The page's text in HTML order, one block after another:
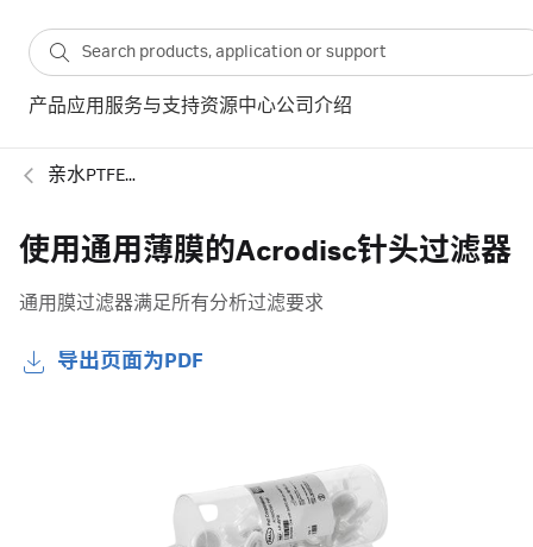
产品应用 服务与支持资源中心公司介绍
亲水PTFE针头式滤器-非灭菌
使用通用薄膜的Acrodisc针头过滤器
通用膜过滤器满足所有分析过滤要求
导出页面为PDF